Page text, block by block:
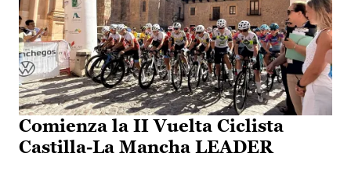
Comienza la II Vuelta Ciclista
Castilla-La Mancha LEADER